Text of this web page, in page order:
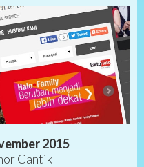
2015
Cantik